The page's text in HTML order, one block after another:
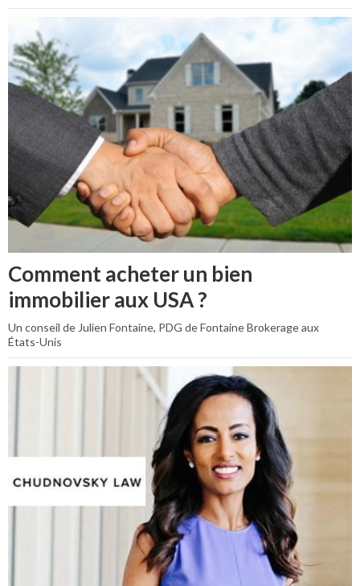
Comment acheter un bien
immobilier aux USA ?
Un conseil de Julien Fontaine, PDG de Fontaine Brokerage aux
États-Unis